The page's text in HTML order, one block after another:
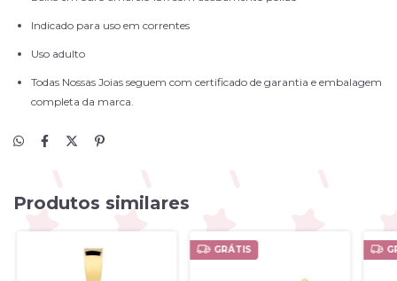
Indicado para uso em correntes
Uso adulto
Todas Nossas Joias seguem com certificado de garantia e embalagem
completa da marca.
Produtos similares
GRÁTIS